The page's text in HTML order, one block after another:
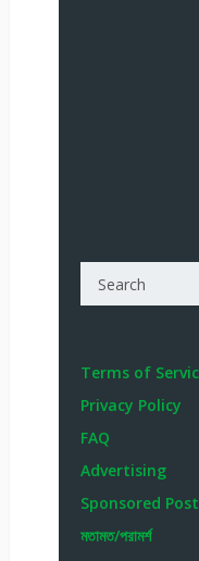
Terms of
Privacy Policy
FAQ
Advertising
Sponsored Post
মতামত/পরামর্শ